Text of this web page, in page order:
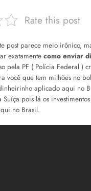
Rate this post
post parece meio irônico,
exatamente como enviar
pela PF ( Polícia Federal )
você que tem milhões no
aplicado aqui no
pois lá os
no Brasil.